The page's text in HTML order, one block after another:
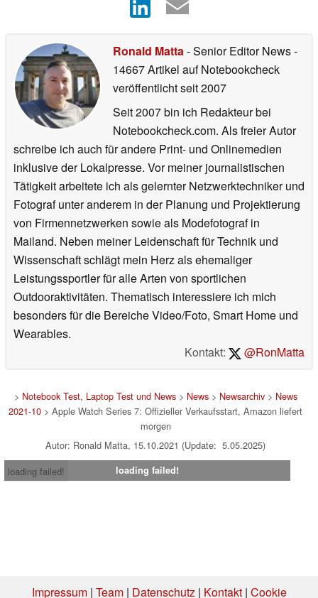
Ronald Matta- Senior Editor News-
14667 Artikel auf Notebookcheck
veröffentlichtseit 2007
Seit 2007 bin ich Redakteur bei
Notebookcheck.com. Als freier Autor
schreibe ich auch für andere Print- und Onlinemedien
inklusive der Lokalpresse. Vor meiner journalistischen
Tätigkeit arbeitete ich als gelernter Netzwerktechniker und
Fotograf unter anderem in der Planung und Projektierung
von Firmennetzwerken sowie als Modefotograf in
Mailand. Neben meiner Leidenschaft für Technik und
Wissenschaft schlägt mein Herz als ehemaliger
Leistungssportler für alle Arten von sportlichen
Outdooraktivitäten. Thematisch interessiere ich mich
besonders für die Bereiche Video/Foto, Smart Home und
Wearables.
Kontakt:
@RonMatta
> Notebook Test, Laptop Test und News> News> Newsarchiv> News
2021-10 > Apple Watch Series 7: Offizieller Verkaufsstart, Amazon liefert
morgen
Autor: Ronald Matta, 15.10.2021 (Update: 5.05.2025)
loading failed!
loading failed!
Impressum| Team| Datenschutz| Kontakt| Cookie